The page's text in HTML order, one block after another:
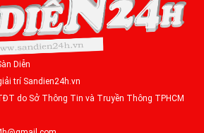
Diễn
trí Sandien24h.vn
do Sở Thông Tin và Truyền Thông TPHCM